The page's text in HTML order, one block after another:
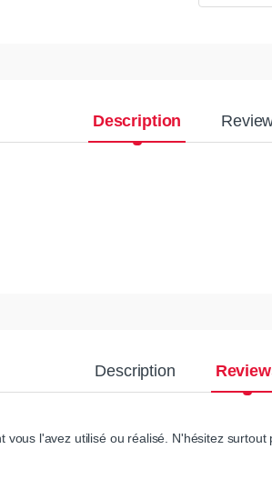
Description
Description
l'avez utilisé ou réalisé. N'hésitez